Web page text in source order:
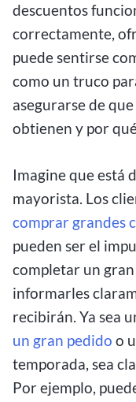
descuentos
correctamente,
puede sentirse
como un truco
asegurarse de
obtienen y por
Imagine que está
mayorista. Los
comprar grandes
pueden ser el
completar un
informarles
recibirán. Ya sea
un gran pedido o
temporada, sea
Por ejemplo,